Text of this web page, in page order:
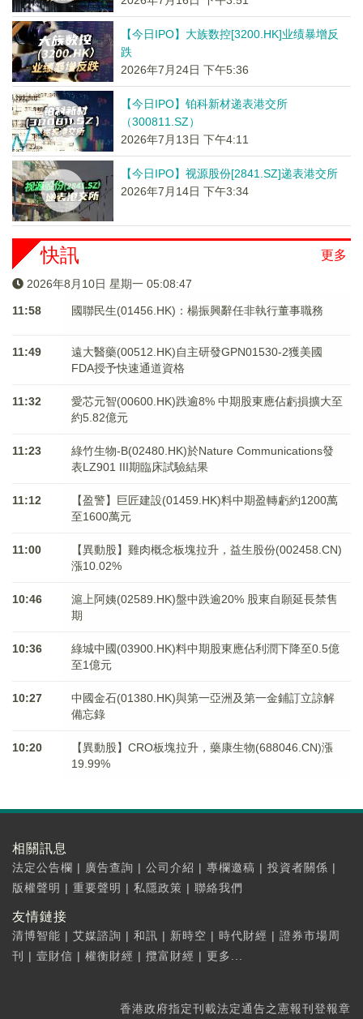
【今日IPO】大族数控[3200.HK]业绩暴增反
跌
2026年7月24日 下午5:36
【今日IPO】铂科新材递表港交所
（300811.SZ）
2026年7月13日 下午4:11
【今日IPO】视源股份[2841.SZ]递表港交所
2026年7月14日 下午3:34
更多
快訊
2026年8月10日 星期一 05:08:47
11:58 國聯民生(01456.HK)：楊振興辭任非執行董事職務
11:49
遠大醫藥(00512.HK)自主研發GPN01530-2獲美國
FDA授予快速通道資格
11:32
愛芯元智(00600.HK)跌逾8% 中期股東應佔虧損擴大至
約5.82億元
11:23
綠竹生物-B(02480.HK)於Nature Communications發
表LZ901 III期臨床試驗結果
11:12
【盈警】巨匠建設(01459.HK)料中期盈轉虧約1200萬
至1600萬元
11:00
【異動股】雞肉概念板塊拉升，益生股份(002458.CN)
漲10.02%
10:46
滬上阿姨(02589.HK)盤中跌逾20% 股東自願延長禁售
期
10:36
綠城中國(03900.HK)料中期股東應佔利潤下降至0.5億
至1億元
10:27
中國金石(01380.HK)與第一亞洲及第一金鋪訂立諒解
備忘錄
10:20
【異動股】CRO板塊拉升，藥康生物(688046.CN)漲
19.99%
相關訊息
法定公告欄 | 廣告查詢 | 公司介紹 | 專欄邀稿 | 投資者關係 |
版權聲明 | 重要聲明 | 私隱政策 | 聯絡我們
友情鏈接
清博智能 | 艾媒諮詢 | 和訊 | 新時空 | 時代財經 | 證券市場周
刊
| 壹財信 | 權衡財經 | 攬富財經 | 更多...
香港政府指定刊載法定通告之憲報刊登報章